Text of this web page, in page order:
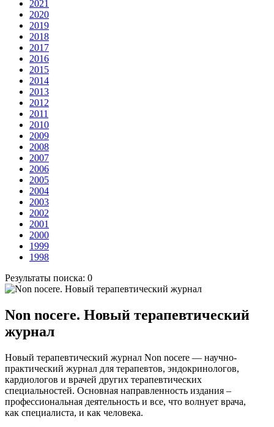
2021
2020
2019
2018
2017
2016
2015
2014
2013
2012
2011
2010
2009
2008
2007
2006
2005
2004
2003
2002
2001
2000
1999
1998
Результаты поиска: 0
Non nocere. Новый терапевтический
журнал
Новый терапевтический журнал Non nocere — научно-
практический журнал для терапевтов, эндокринологов,
кардиологов и врачей других терапевтических
специальностей. Основная направленность издания –
профессиональная деятельность и все, что волнует врача,
как специалиста, и как человека.